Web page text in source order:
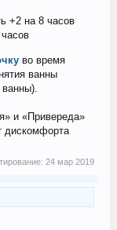
+2 на 8 часов
во время
ванны
и «Привереда»
дискомфорта
24 мар 2019